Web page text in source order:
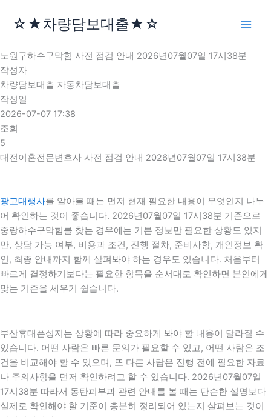
로
건
너
뛰
기
☆★차량담보대출★☆
노원구하수구막힘 사전 점검 안내 2026년07월07일 17시38분
작성자
차량담보대출 자동차담보대출
작성일
2026-07-07 17:38
조회
5
대전이혼전문변호사 사전 점검 안내 2026년07월07일 17시38분
광고대행사를 알아볼 때는 먼저 현재 필요한 내용이 무엇인지 나누
어 확인하는 것이 좋습니다. 2026년07월07일 17시38분 기준으로
중랑하수구막힘를 찾는 경우에는 기본 정보만 필요한 상황도 있지
만, 상담 가능 여부, 비용과 조건, 진행 절차, 준비사항, 개인정보 확
인, 최종 안내까지 함께 살펴봐야 하는 경우도 있습니다. 처음부터
빠르게 결정하기보다는 필요한 항목을 순서대로 확인하면 본인에게
맞는 기준을 세우기 쉽습니다.
부산휴대폰성지는 상황에 따라 중요하게 봐야 할 내용이 달라질 수
있습니다. 어떤 사람은 빠른 문의가 필요할 수 있고, 어떤 사람은 조
건을 비교해야 할 수 있으며, 또 다른 사람은 진행 전에 필요한 자료
나 주의사항을 먼저 확인하려고 할 수 있습니다. 2026년07월07일
17시38분 따라서 동탄피부과 관련 안내를 볼 때는 단순한 설명보다
실제로 확인해야 할 기준이 충분히 정리되어 있는지 살펴보는 것이